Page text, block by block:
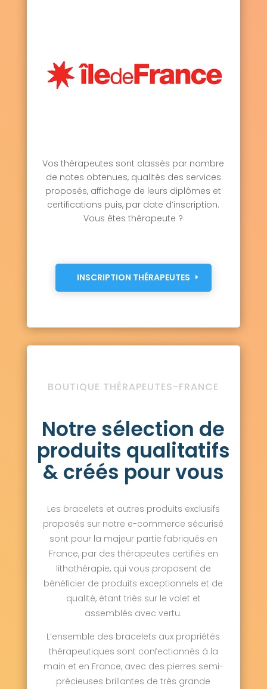
Vos thérapeutes sont classés par nombre
de notes obtenues, qualités des services
proposés, affichage de leurs diplômes et
certifications puis, par date d’inscription.
Vous êtes thérapeute ?
INSCRIPTION THÉRAPEUTES
BOUTIQUE THÉRAPEUTES-FRANCE
Notre sélection de
produits qualitatifs
& créés pour vous
Les bracelets et autres produits exclusifs
proposés sur notre e-commerce sécurisé
sont pour la majeur partie fabriqués en
France, par des thérapeutes certifiés en
lithothérapie, qui vous proposent de
bénéficier de produits exceptionnels et de
qualité, étant triés sur le volet et
assemblés avec vertu.
L’ensemble des bracelets aux propriétés
thérapeutiques sont confectionnés à la
main et en France, avec des pierres semi-
précieuses brillantes de très grande